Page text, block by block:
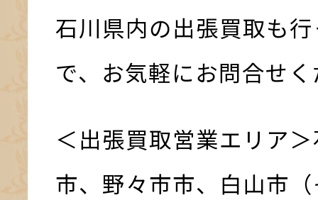
石川県内の出張買取も
で、お気軽にお問合せ
＜出張買取営業エリア
市、野々市市、白山市